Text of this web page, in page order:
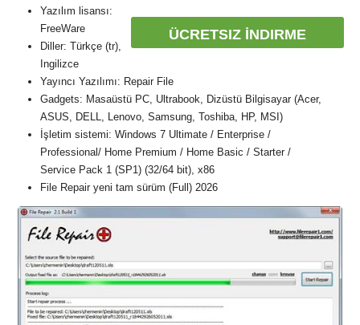
ÜCRETSIZ İNDIRME
Yazılım lisansı:
FreeWare
Diller: Türkçe (tr),
Ingilizce
Yayıncı Yazılımı: Repair File
Gadgets: Masaüstü PC, Ultrabook, Dizüstü Bilgisayar (Acer,
ASUS, DELL, Lenovo, Samsung, Toshiba, HP, MSI)
İşletim sistemi: Windows 7 Ultimate / Enterprise /
Professional/ Home Premium / Home Basic / Starter /
Service Pack 1 (SP1) (32/64 bit), x86
File Repair yeni tam sürüm (Full) 2026